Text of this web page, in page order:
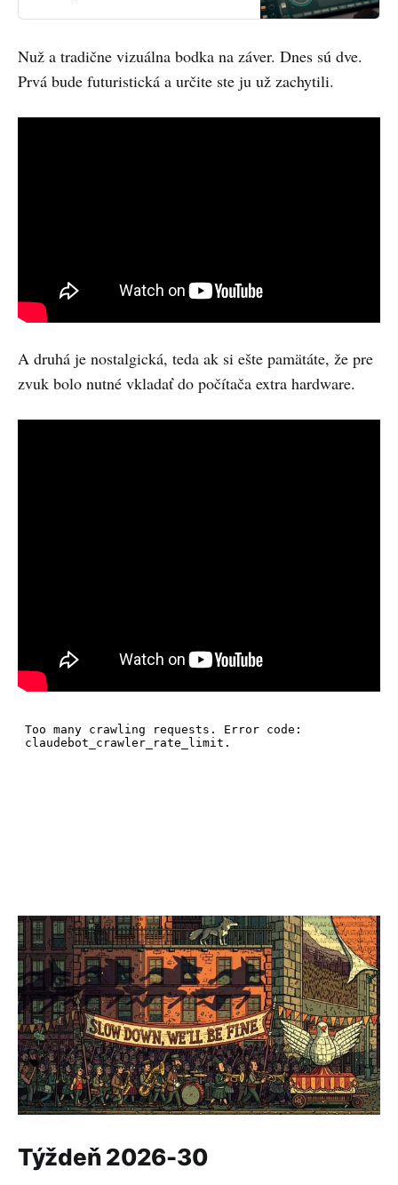
now, needless to say, I regret some
Nuž a tradične vizuálna bodka na záver. Dnes sú dve.
Prvá bude futuristická a určite ste ju už zachytili.
A druhá je nostalgická, teda ak si ešte pamätáte, že pre
zvuk bolo nutné vkladať do počítača extra hardware.
Týždeň 2026-30